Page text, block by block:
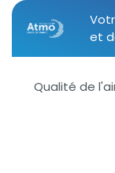
et
Qualité de